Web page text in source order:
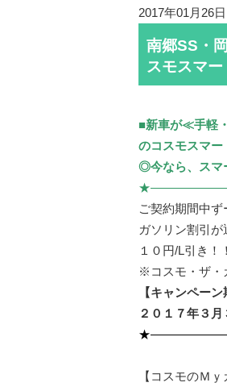
2017年01月26日
南郷SS・
スモスマ
■新車が≪手軽
のコスモスマー
◎今なら、スマ
ご契約期間中ず
ガソリン割引が
１０円/L引き！！
※コスモ・ザ・
【キャンペーン
２０１７年３
【コスモのＭ